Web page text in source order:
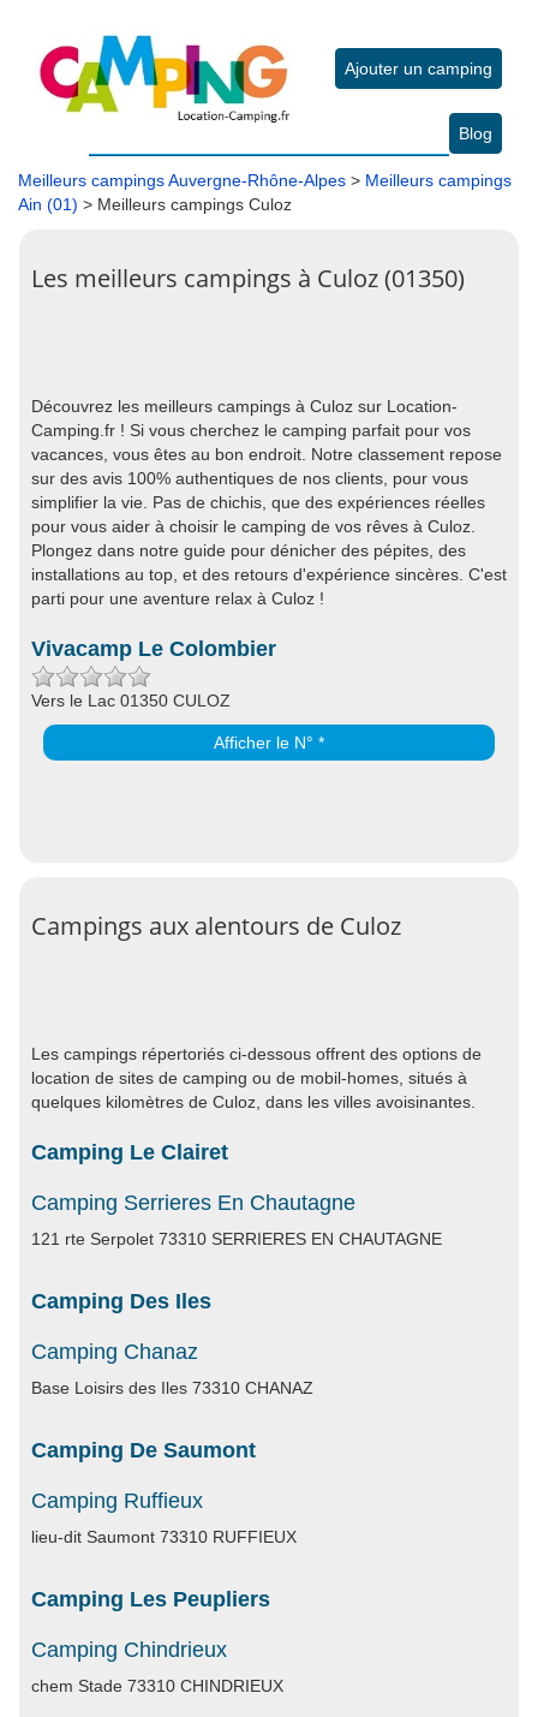
Ajouter un camping
Blog
Meilleurs campings Auvergne-Rhône-Alpes > Meilleurs campings
Ain (01) > Meilleurs campings Culoz
Les meilleurs campings à Culoz (01350)
Découvrez les meilleurs campings à Culoz sur Location-
Camping.fr ! Si vous cherchez le camping parfait pour vos
vacances, vous êtes au bon endroit. Notre classement repose
sur des avis 100% authentiques de nos clients, pour vous
simplifier la vie. Pas de chichis, que des expériences réelles
pour vous aider à choisir le camping de vos rêves à Culoz.
Plongez dans notre guide pour dénicher des pépites, des
installations au top, et des retours d'expérience sincères. C'est
parti pour une aventure relax à Culoz !
Vivacamp Le Colombier
Vers le Lac 01350 CULOZ
Afficher le N° *
Campings aux alentours de Culoz
Les campings répertoriés ci-dessous offrent des options de
location de sites de camping ou de mobil-homes, situés à
quelques kilomètres de Culoz, dans les villes avoisinantes.
Camping Le Clairet
Camping Serrieres En Chautagne
121 rte Serpolet 73310 SERRIERES EN CHAUTAGNE
Camping Des Iles
Camping Chanaz
Base Loisirs des Iles 73310 CHANAZ
Camping De Saumont
Camping Ruffieux
lieu-dit Saumont 73310 RUFFIEUX
Camping Les Peupliers
Camping Chindrieux
chem Stade 73310 CHINDRIEUX